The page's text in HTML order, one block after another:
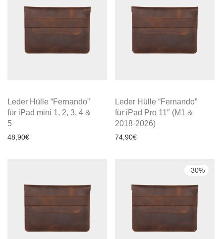
Leder Hülle “Fernando”
für iPad mini 1, 2, 3, 4 &
5
48,90€
Leder Hülle “Fernando”
für iPad Pro 11″ (M1 &
2018-2026)
74,90€
-30%